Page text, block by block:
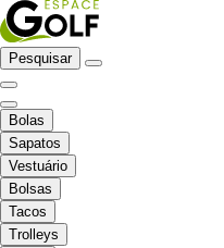
Pesquisar
Bolas
Sapatos
Vestuário
Bolsas
Tacos
Trolleys